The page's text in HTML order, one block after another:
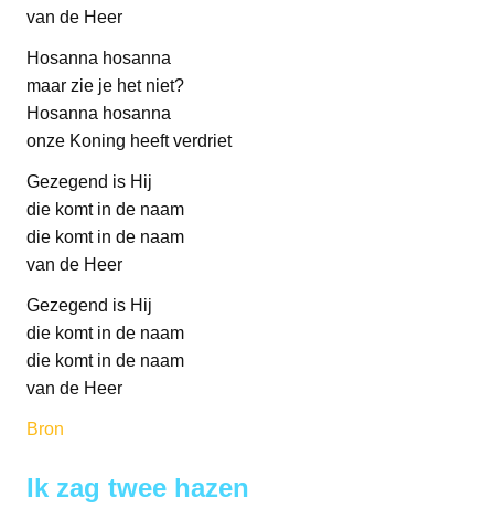
van de Heer
Hosanna hosanna
maar zie je het niet?
Hosanna hosanna
onze Koning heeft verdriet
Gezegend is Hij
die komt in de naam
die komt in de naam
van de Heer
Gezegend is Hij
die komt in de naam
die komt in de naam
van de Heer
Bron
Ik zag twee hazen